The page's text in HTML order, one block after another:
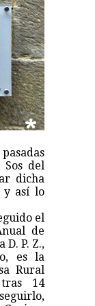
del
dicha
y así lo
el
de
D. P. Z.,
es la
Rural
tras 14